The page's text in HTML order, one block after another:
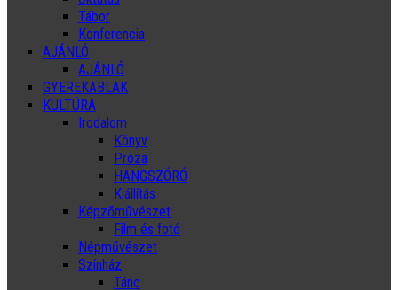
Tábor
Konferencia
AJÁNLÓ
AJÁNLÓ
GYEREKABLAK
KULTÚRA
Irodalom
Könyv
Próza
HANGSZÓRÓ
Kiállítás
Képzőművészet
Film és fotó
Népművészet
Színház
Tánc